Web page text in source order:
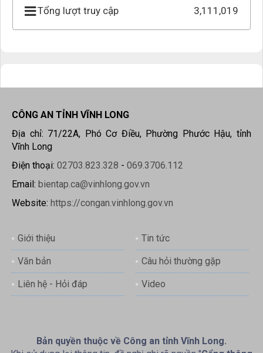
Tổng lượt truy cập
3,111,019
CÔNG AN TỈNH VĨNH LONG
Địa chỉ: 71/22A, Phó Cơ Điều, Phường Phước Hậu, tỉnh
Vĩnh Long
Điện thoại: 02703.823.328 - 069.3706.112
Email: bientap.ca@vinhlong.gov.vn
Website: https://congan.vinhlong.gov.vn
Giới thiệu Tin tức
Văn bản Câu hỏi thường gặp
Liên hệ - Hỏi đáp Video
Bản quyền thuộc về Công an tỉnh Vĩnh Long.